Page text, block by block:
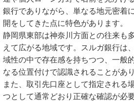
銀行でありながら、単なる地元密着
開をしてきた点に特色があります。
静岡県東部は神奈川方面との往来も
えて広がる地域です。スルガ銀行は
域性の中で存在感を持ちつつ、一般
なる位置付けで認識されることがあり
また、取引先口座として指定される
つとして通常どおり正確な確認が必